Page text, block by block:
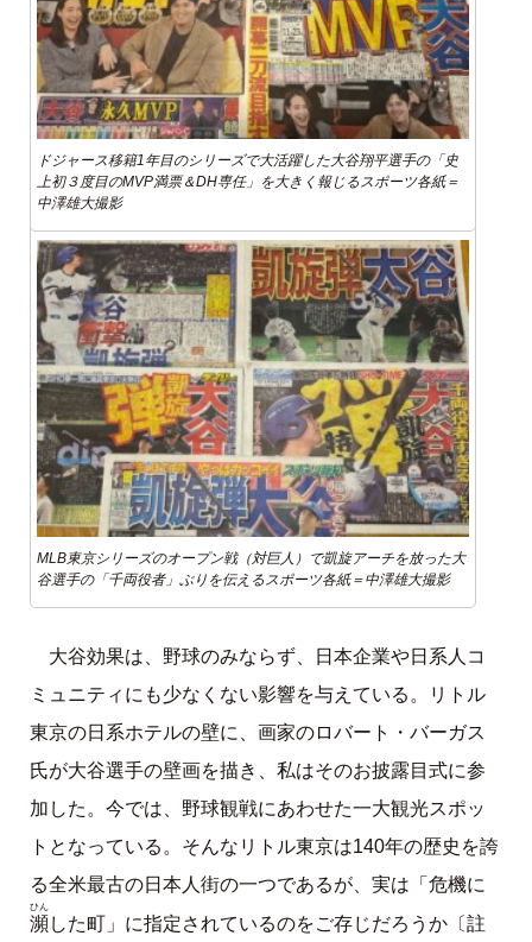
ドジャース移籍1年目のシリーズで大活躍した大谷翔平選手の「史
上初３度目のMVP満票＆DH専任」を大きく報じるスポーツ各紙＝
中澤雄大撮影
MLB東京シリーズのオープン戦（対巨人）で凱旋アーチを放った大
谷選手の「千両役者」ぶりを伝えるスポーツ各紙＝中澤雄大撮影
大谷効果は、野球のみならず、日本企業や日系人コ
ミュニティにも少なくない影響を与えている。リトル
東京の日系ホテルの壁に、画家のロバート・バーガス
氏が大谷選手の壁画を描き、私はそのお披露目式に参
加した。今では、野球観戦にあわせた一大観光スポッ
トとなっている。そんなリトル東京は140年の歴史を誇
る全米最古の日本人街の一つであるが、実は「危機に
瀕
ひん
した町」に指定されているのをご存じだろうか〔註